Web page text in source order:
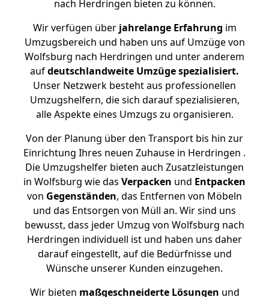
nach Herdringen bieten zu können.
Wir verfügen überjahrelange Erfahrung im
Umzugsbereich und haben uns auf Umzüge von
Wolfsburg nach Herdringen und unter anderem
aufdeutschlandweite Umzüge spezialisiert.
Unser Netzwerk besteht aus professionellen
Umzugshelfern, die sich darauf spezialisieren,
alle Aspekte eines Umzugs zu organisieren.
Von der Planung über den Transport bis hin zur
Einrichtung Ihres neuen Zuhause in Herdringen .
Die Umzugshelfer bieten auch Zusatzleistungen
in Wolfsburg wie das Verpacken und Entpacken
von Gegenständen, das Entfernen von Möbeln
und das Entsorgen von Müll an. Wir sind uns
bewusst, dass jeder Umzug von Wolfsburg nach
Herdringen individuell ist und haben uns daher
darauf eingestellt, auf die Bedürfnisse und
Wünsche unserer Kunden einzugehen.
Wir bieten maßgeschneiderte Lösungen und